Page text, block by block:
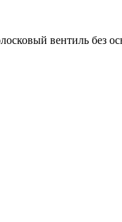
вентиль без